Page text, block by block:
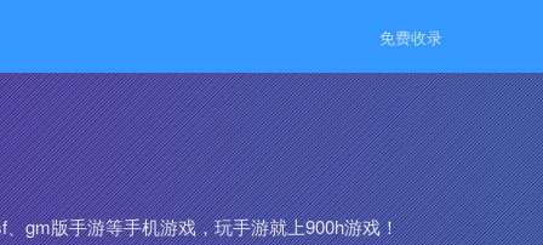
免费收录
gm版手游等手机游戏，玩手游就上900h游戏！